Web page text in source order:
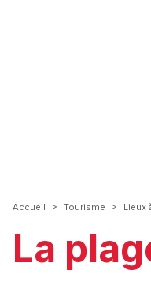
Accueil > Tourisme > Lieux
La